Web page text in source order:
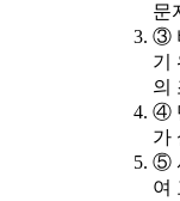
문
③
기
의
④
가
⑤
여